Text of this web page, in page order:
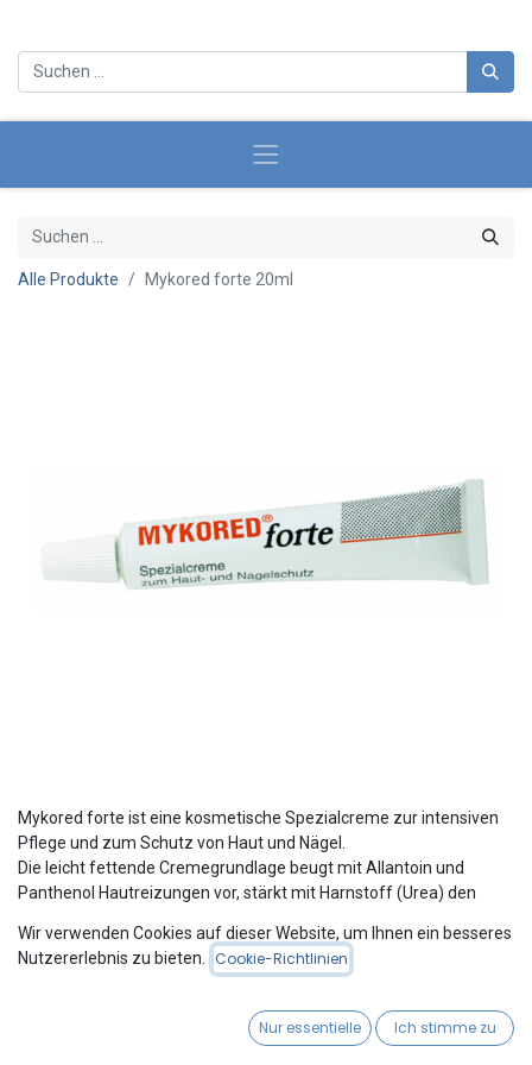
Alle Produkte Mykored forte 20ml
Mykored forte ist eine kosmetische Spezialcreme zur intensiven
Pflege und zum Schutz von Haut und Nägel.
Die leicht fettende Cremegrundlage beugt mit Allantoin und
Panthenol Hautreizungen vor, stärkt mit Harnstoff (Urea) den
verbessert die Struktur spröder Nägel.
Mit dem Wirkstoff Clotrimazol beugt Mykored forte Fuß- und
Wir verwenden Cookies auf dieser Website, um Ihnen ein besseres
Nutzererlebnis zu bieten.
Cookie-Richtlinien
Nur essentielle Ich stimme zu